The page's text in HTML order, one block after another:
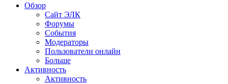
Обзор
Сайт ЭЛК
Форумы
События
Модераторы
Пользователи онлайн
Больше
Активность
Активность